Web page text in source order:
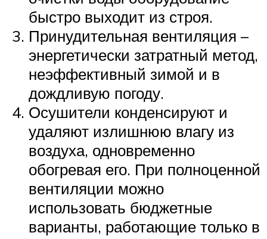
быстро выходит из строя.
Принудительная вентиляция –
энергетически затратный метод,
неэффективный зимой и в
дождливую погоду.
Осушители конденсируют и
удаляют излишнюю влагу из
воздуха, одновременно
обогревая его. При полноценной
вентиляции можно
использовать бюджетные
варианты, работающие только в